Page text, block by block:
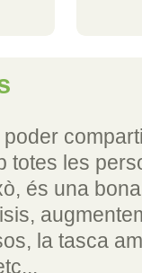
totes les
és una
la tasca